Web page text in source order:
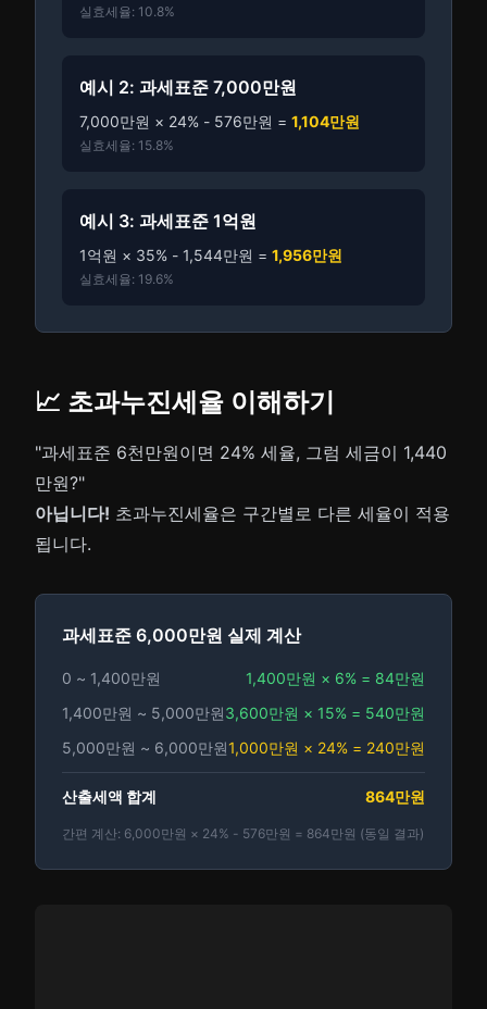
실효세율: 10.8%
예시 2: 과세표준 7,000만원
7,000만원 × 24% - 576만원 = 1,104만원
실효세율: 15.8%
예시 3: 과세표준 1억원
1억원 × 35% - 1,544만원 = 1,956만원
실효세율: 19.6%
📈 초과누진세율 이해하기
"과세표준 6천만원이면 24% 세율, 그럼 세금이 1,440
만원?"
아닙니다! 초과누진세율은 구간별로 다른 세율이 적용
됩니다.
과세표준 6,000만원 실제 계산
0 ~ 1,400만원
1,400만원 × 6% = 84만원
1,400만원 ~ 5,000만원3,600만원 × 15% = 540만원
5,000만원 ~ 6,000만원1,000만원 × 24% = 240만원
산출세액 합계 864만원
간편 계산: 6,000만원 × 24% - 576만원 = 864만원 (동일 결과)